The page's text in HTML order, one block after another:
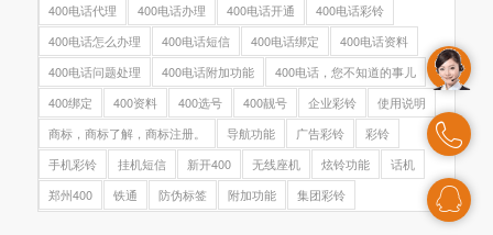
400电话代理
400电话办理 400电话开通
400电话彩铃
400电话怎么办理
400电话短信 400电话绑定
400电话资料
400电话问题处理
400电话附加功能
400电话，您不知道的事儿
400绑定
400资料 400选号 400靓号 企业彩铃
使用说明
商标，商标了解，商标注册。
导航功能 广告彩铃
彩铃
手机彩铃
挂机短信 新开400 无线座机 炫铃功能
话机
郑州400
铁通 防伪标签 附加功能 集团彩铃